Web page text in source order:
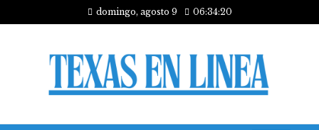
domingo, agosto 9 06:34:21